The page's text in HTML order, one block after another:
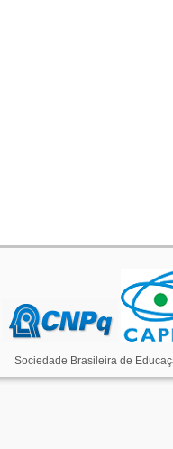
Sociedade Brasileira de